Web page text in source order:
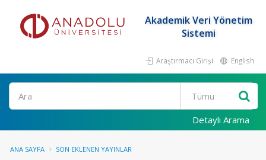
Akademik Veri Yönetim
Sistemi
Araştırmacı Girişi English
Ara
Detaylı Arama
ANA SAYFA SON EKLENEN YAYINLAR